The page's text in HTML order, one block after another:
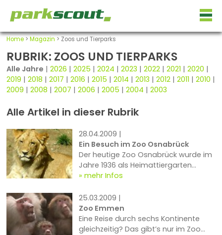
Home> Magazin > Zoos und Tierparks
RUBRIK: ZOOS UND TIERPARKS
Alle Jahre | 2026 | 2025 | 2024 | 2023 | 2022| 2021 | 2020 |
2019 | 2018 | 2017 | 2016 | 2015 | 2014 | 2013 | 2012| 2011 | 2010 |
2009 | 2008 | 2007 | 2006 | 2005 | 2004 | 2003
Alle Artikel in dieser Rubrik
28.04.2009 |
Ein Besuch im Zoo Osnabrück
Der heutige Zoo Osnabrück wurde im
Jahre 1936 als Heimattiergarten
eröffnet und ist im südlichen Stadtteil
mehr Infos
25.03.2009 |
Zoo Emmen
Eine Reise durch sechs Kontinente
gleichzeitig? Das gibt’s nur im Zoo